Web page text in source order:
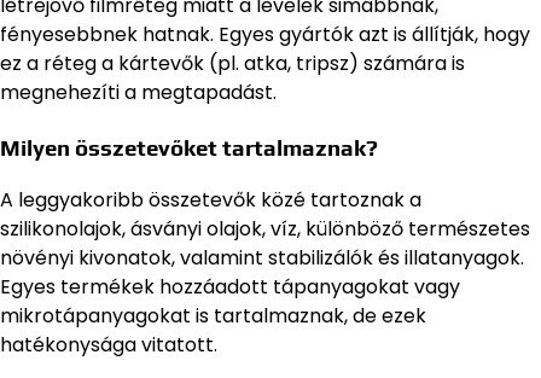
fényesebbnek hatnak. Egyes gyártók azt is állítják, hogy
ez a réteg a kártevők (pl. atka, tripsz) számára is
megnehezíti a megtapadást.
Milyen összetevőket tartalmaznak?
A leggyakoribb összetevők közé tartoznak a
szilikonolajok, ásványi olajok, víz, különböző természetes
növényi kivonatok, valamint stabilizálók és illatanyagok.
Egyes termékek hozzáadott tápanyagokat vagy
mikrotápanyagokat is tartalmaznak, de ezek
hatékonysága vitatott.